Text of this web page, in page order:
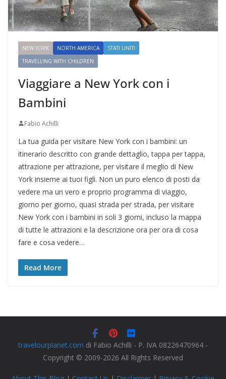
NEW YORK NORTH AMERICA
STATI UNITI
TRAVELLING WITH CHILDREN
Viaggiare a New York con i
Bambini
Fabio Achilli
La tua guida per visitare New York con i bambini: un
itinerario descritto con grande dettaglio, tappa per tappa,
attrazione per attrazione, per visitare il meglio di New
York insieme ai tuoi figli. Non un puro elenco di posti da
vedere ma un vero e proprio programma di viaggio,
giorno per giorno, quasi strada per strada, per visitare
New York con i bambini in soli 3 giorni, incluso la mappa
di tutte le attrazioni e la descrizione ora per ora di cosa
fare e cosa vedere…
Read More
travelourplanet.com di Fabio Achilli - P. IVA 08226470964 -
Copyright © 2009-2026 All Rights Reserved